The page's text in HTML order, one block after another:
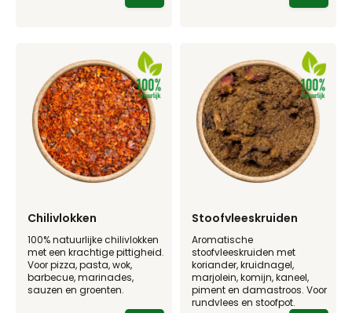
Chilivlokken
100% natuurlijke chilivlokken
met een krachtige pittigheid.
Voor pizza, pasta, wok,
barbecue, marinades,
sauzen en groenten.
Stoofvleeskruiden
Aromatische
stoofvleeskruiden met
koriander, kruidnagel,
marjolein, komijn, kaneel,
piment en damastroos. Voor
rundvlees en stoofpot.